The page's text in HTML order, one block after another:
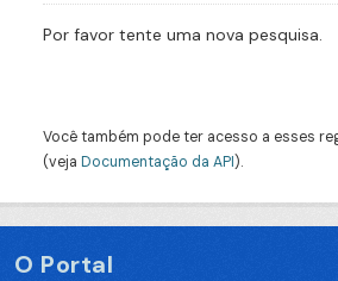
Por favor tente uma nova pesquisa.
Você também pode ter acesso a esses
(veja Documentação da API).
O Portal